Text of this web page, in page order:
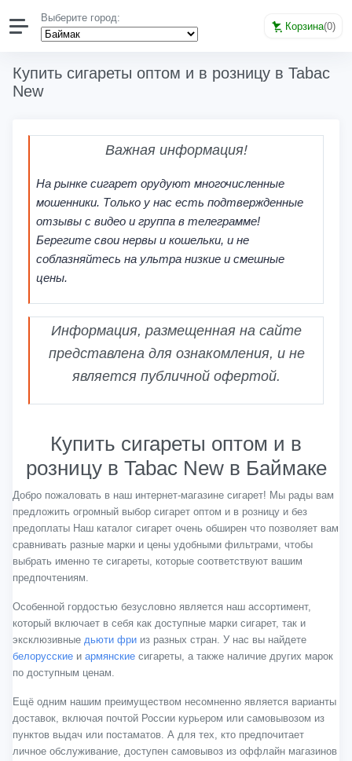
Выберите город:
Корзина(0)
Купить сигареты оптом и в розницу в Tabac
New
Важная информация!
На рынке сигарет орудуют многочисленные
мошенники. Только у нас есть подтвержденные
отзывы с видео и группа в телеграмме!
Берегите свои нервы и кошельки, и не
соблазняйтесь на ультра низкие и смешные
цены.
Информация, размещенная на сайте
представлена для ознакомления, и не
является публичной офертой.
Купить сигареты оптом и в
розницу в Tabac New в Баймаке
Добро пожаловать в наш интернет-магазине сигарет! Мы рады вам
предложить огромный выбор сигарет оптом и в розницу и без
предоплаты Наш каталог сигарет очень обширен что позволяет вам
сравнивать разные марки и цены удобными фильтрами, чтобы
выбрать именно те сигареты, которые соответствуют вашим
предпочтениям.
Особенной гордостью безусловно является наш ассортимент,
который включает в себя как доступные марки сигарет, так и
эксклюзивные дьюти фри из разных стран. У нас вы найдете
белорусские и армянские сигареты, а также наличие других марок
по доступным ценам.
Ещё одним нашим преимуществом несомненно является варианты
доставок, включая почтой России курьером или самовывозом из
пунктов выдач или постаматов. А для тех, кто предпочитает
личное обслуживание, доступен самовывоз из оффлайн магазинов